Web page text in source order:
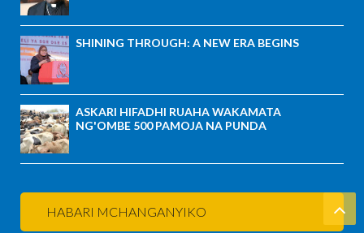
SHINING THROUGH: A NEW ERA BEGINS
ASKARI HIFADHI RUAHA WAKAMATA
NG'OMBE 500 PAMOJA NA PUNDA
HABARI MCHANGANYIKO